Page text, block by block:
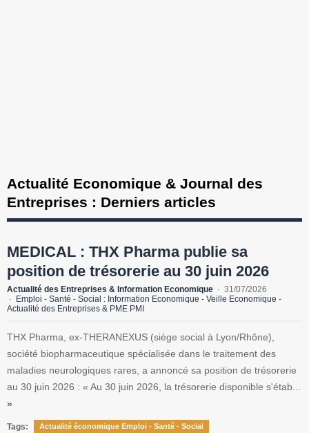
Actualité Economique & Journal des
Entreprises : Derniers articles
MEDICAL : THX Pharma publie sa
position de trésorerie au 30 juin 2026
Actualité des Entreprises & Information Economique
31/07/2026
Emploi - Santé - Social : Information Economique - Veille Economique -
Actualité des Entreprises & PME PMI
THX Pharma, ex-THERANEXUS (siège social à Lyon/Rhône),
société biopharmaceutique spécialisée dans le traitement des
maladies neurologiques rares, a annoncé sa position de trésorerie
au 30 juin 2026 : « Au 30 juin 2026, la trésorerie disponible s'étab...
»
Tags:
Actualité économique Emploi - Santé - Social